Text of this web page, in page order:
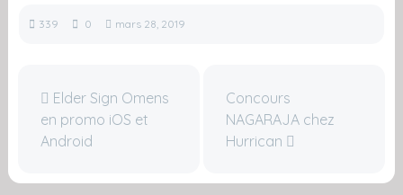
339 0 mars 28, 2019
Elder Sign Omens
en promo iOS et
Android
Concours
NAGARAJA chez
Hurrican